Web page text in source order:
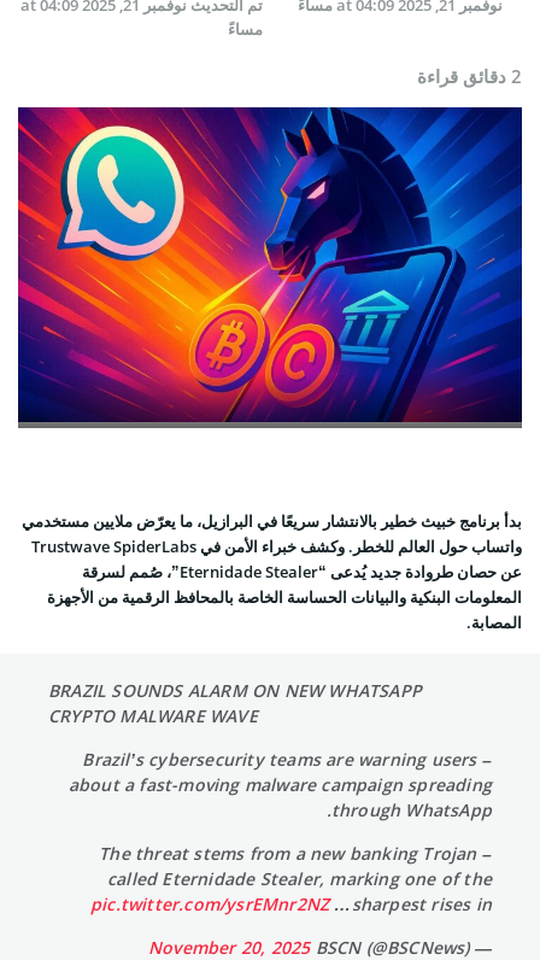
نوفمبر 21, 2025 at 04:09 مساءً
تم التحديث
نوفمبر 21, 2025 at 04:09
مساءً
2 دقائق قراءة
بدأ برنامج خبيث خطير بالانتشار سريعًا في البرازيل، ما يعرّض ملايين مستخدمي
واتساب حول العالم للخطر. وكشف خبراء الأمن في Trustwave SpiderLabs
عن حصان طروادة جديد يُدعى “Eternidade Stealer”، صُمم لسرقة
المعلومات البنكية والبيانات الحساسة الخاصة بالمحافظ الرقمية من الأجهزة
المصابة.
BRAZIL SOUNDS ALARM ON NEW WHATSAPP
CRYPTO MALWARE WAVE
– Brazil’s cybersecurity teams are warning users
about a fast-moving malware campaign spreading
through WhatsApp.
– The threat stems from a new banking Trojan
called Eternidade Stealer, marking one of the
sharpest rises in…
pic.twitter.com/ysrEMnr2NZ
— BSCN (@BSCNews)
November 20, 2025